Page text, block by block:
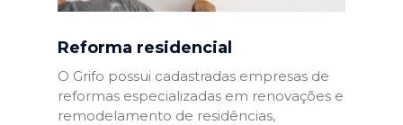
Reforma residencial
O Grifo possui cadastradas empresas de
reformas especializadas em renovações e
remodelamento de residências,